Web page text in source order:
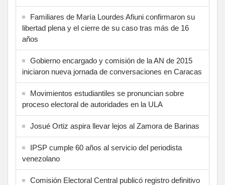
Familiares de María Lourdes Afiuni confirmaron su
libertad plena y el cierre de su caso tras más de 16
años
Gobierno encargado y comisión de la AN de 2015
iniciaron nueva jornada de conversaciones en Caracas
Movimientos estudiantiles se pronuncian sobre
proceso electoral de autoridades en la ULA
Josué Ortiz aspira llevar lejos al Zamora de Barinas
IPSP cumple 60 años al servicio del periodista
venezolano
Comisión Electoral Central publicó registro definitivo